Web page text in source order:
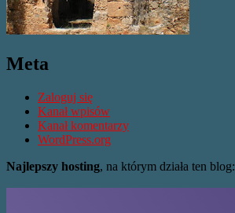
Meta
Zaloguj się
Kanał wpisów
Kanał komentarzy
WordPress.org
Najlepszy hosting, na którym działa ten blog: